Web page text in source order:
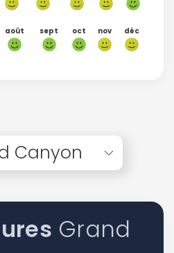
août sept oct nov déc
Canyon
Grand